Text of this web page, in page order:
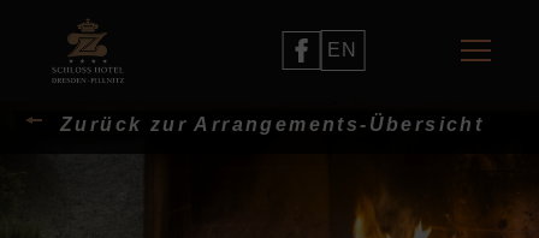
EN
Zurück zur Arrangements-Übersicht